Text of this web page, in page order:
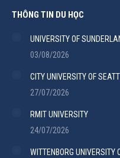
THÔNG TIN DU HỌC
UNIVERSITY OF
03/08/2026
CITY UNIVERSITY OF
27/07/2026
RMIT UNIVERSITY
24/07/2026
WITTENBORG UNIVERSITY